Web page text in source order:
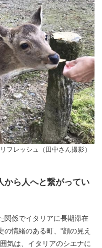
フレッシュ（田中さん撮影）
ら人へと繋がってい
関係でイタリアに長期滞在
の情緒のある町、"顔の見え
気は、イタリアのシエナに